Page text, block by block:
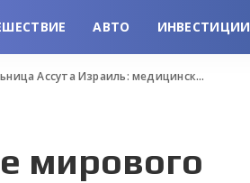
АВТО ИНВЕСТИЦИИ
Ассута Израиль: медицинское обслуживание мирового уровня
мирового